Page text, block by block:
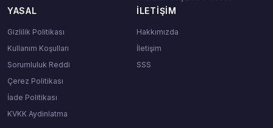
YASAL
Gizlilik Politikası
Kullanım Koşulları
Sorumluluk Reddi
Çerez Politikası
İade Politikası
KVKK Aydinlatma
İLETIŞIM
Hakkımızda
İletişim
SSS